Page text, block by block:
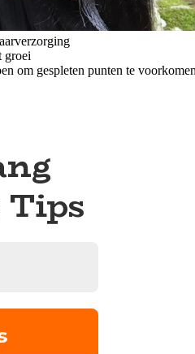
groei
om gespleten punten te